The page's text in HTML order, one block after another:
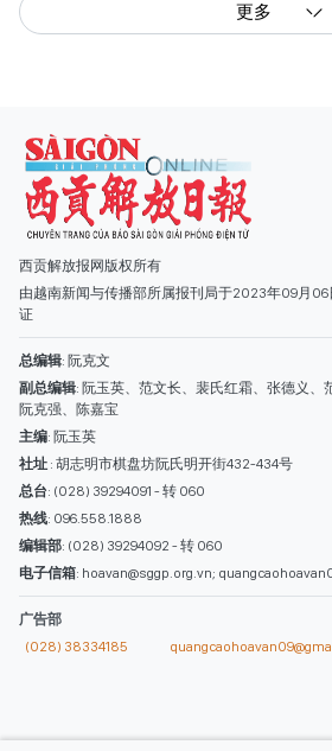
更多
西贡解放报网版权所有
由越南新闻与传播部所属报刊局于2023年09月06
证
总编辑
副总编辑: 阮玉英、范文长、裴氏红霜、张德义、
总台: (028) 39294091 - 转 060